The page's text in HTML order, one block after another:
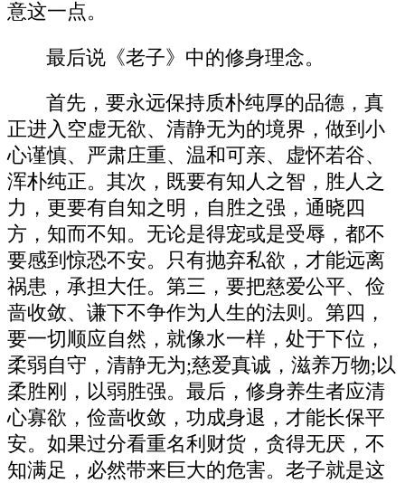
意这一点。
最后说《老子》中的修身理念。
首先，要永远保持质朴纯厚的品德，真
正进入空虚无欲、清静无为的境界，做到小
心谨慎、严肃庄重、温和可亲、虚怀若谷、
浑朴纯正。其次，既要有知人之智，胜人之
力，更要有自知之明，自胜之强，通晓四
方，知而不知。无论是得宠或是受辱，都不
要感到惊恐不安。只有抛弃私欲，才能远离
祸患，承担大任。第三，要把慈爱公平、俭
啬收敛、谦下不争作为人生的法则。第四，
要一切顺应自然，就像水一样，处于下位，
柔弱自守，清静无为;慈爱真诚，滋养万物;以
柔胜刚，以弱胜强。最后，修身养生者应清
心寡欲，俭啬收敛，功成身退，才能长保平
安。如果过分看重名利财货，贪得无厌，不
知满足，必然带来巨大的危害。老子就是这